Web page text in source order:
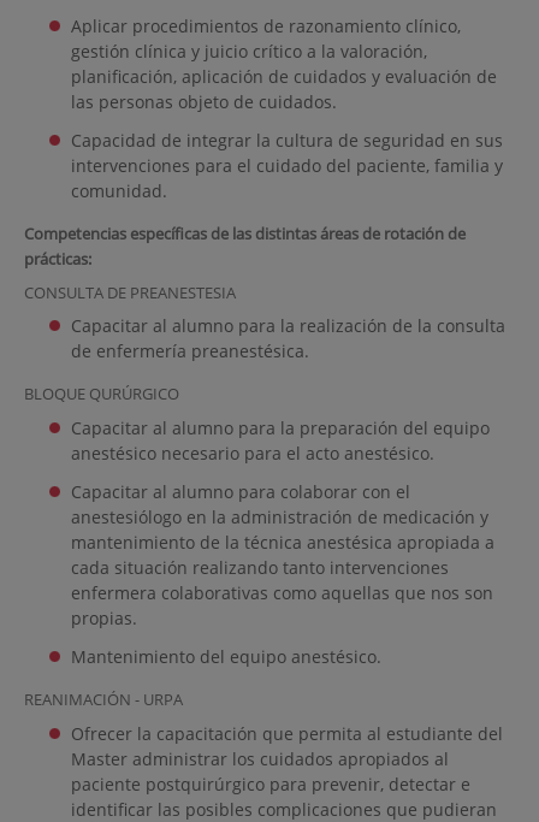
Aplicar procedimientos de razonamiento clínico,
gestión clínica y juicio crítico a la valoración,
planificación, aplicación de cuidados y evaluación de
las personas objeto de cuidados.
Capacidad de integrar la cultura de seguridad en sus
intervenciones para el cuidado del paciente, familia y
comunidad.
Competencias específicas de las distintas áreas de rotación de
prácticas:
CONSULTA DE PREANESTESIA
Capacitar al alumno para la realización de la consulta
de enfermería preanestésica.
BLOQUE QURÚRGICO
Capacitar al alumno para la preparación del equipo
anestésico necesario para el acto anestésico.
Capacitar al alumno para colaborar con el
anestesiólogo en la administración de medicación y
mantenimiento de la técnica anestésica apropiada a
cada situación realizando tanto intervenciones
enfermera colaborativas como aquellas que nos son
propias.
Mantenimiento del equipo anestésico.
REANIMACIÓN - URPA
Ofrecer la capacitación que permita al estudiante del
Master administrar los cuidados apropiados al
paciente postquirúrgico para prevenir, detectar e
identificar las posibles complicaciones que pudieran